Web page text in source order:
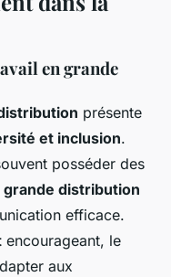
en grande
présente
et inclusion.
posséder des
distribution
efficace.
encourageant, le
aux